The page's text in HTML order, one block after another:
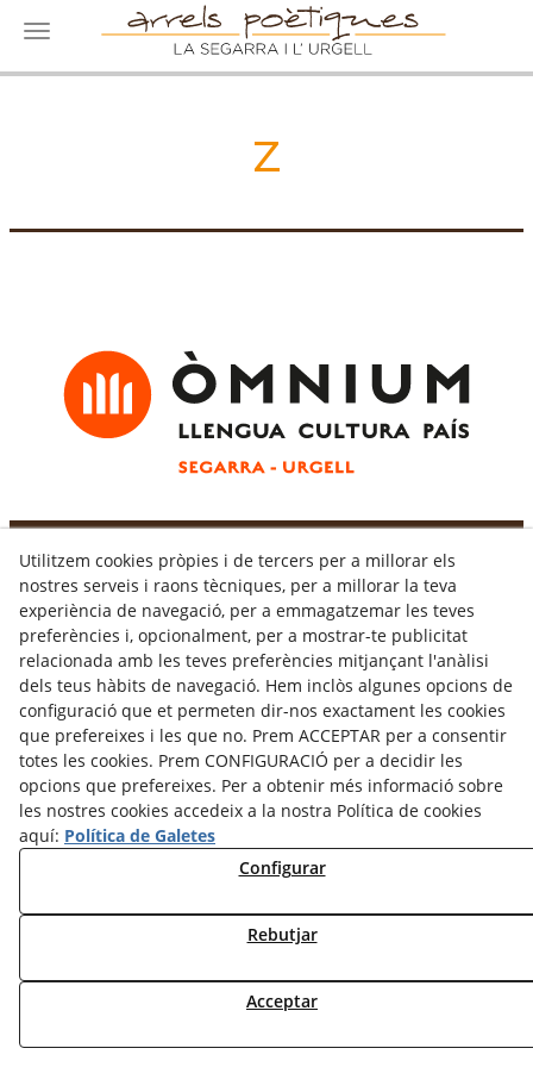
Toggle navigation
Z
Avís legal
Política Cookies Política de Privacitat
Utilitzem cookies pròpies i de tercers per a millorar els
nostres serveis i raons tècniques, per a millorar la teva
experiència de navegació, per a emmagatzemar les teves
preferències i, opcionalment, per a mostrar-te publicitat
relacionada amb les teves preferències mitjançant l'anàlisi
dels teus hàbits de navegació. Hem inclòs algunes opcions de
configuració que et permeten dir-nos exactament les cookies
que prefereixes i les que no. Prem ACCEPTAR per a consentir
totes les cookies. Prem CONFIGURACIÓ per a decidir les
opcions que prefereixes. Per a obtenir més informació sobre
les nostres cookies accedeix a la nostra Política de cookies
aquí: Política de Galetes
Configurar
Rebutjar
Acceptar